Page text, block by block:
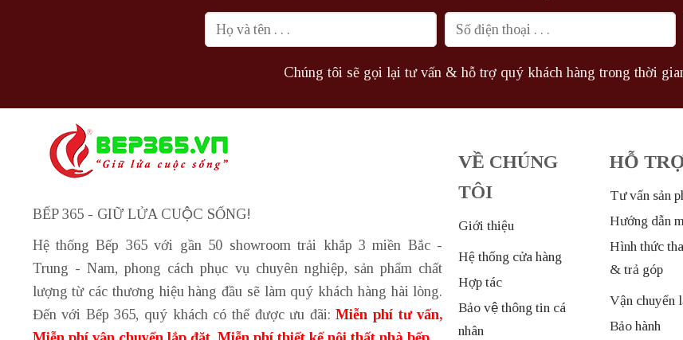
Chúng tôi sẽ gọi lại tư vấn & hỗ trợ quý khách hàng trong thời
BẾP 365 - GIỮ LỬA CUỘC SỐNG!
Hệ thống Bếp 365 với gần 50 showroom trải khắp 3 miền Bắc -
Trung - Nam, phong cách phục vụ chuyên nghiệp, sản phẩm chất
lượng từ các thương hiệu hàng đầu sẽ làm quý khách hàng hài lòng.
Đến với Bếp 365, quý khách có thể được ưu đãi:Miễn phí tư vấn,
VỀ CHÚNG
TÔI
Giới thiệu
Hệ thống cửa hàng
Hợp tác
Bảo vệ thông tin cá
nhân
HỖ
Tư vấn sản
Hướng dẫn
Hình thức
& trả góp
Vận chuyển
Bảo hành